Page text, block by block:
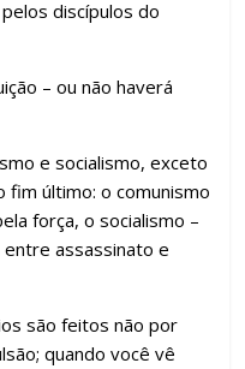
discípulos do
– ou não haverá
e socialismo, exceto
fim último: o comunismo
força, o socialismo –
assassinato e
são feitos não por
quando você vê